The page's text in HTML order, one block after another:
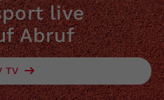
live
Abruf
TV